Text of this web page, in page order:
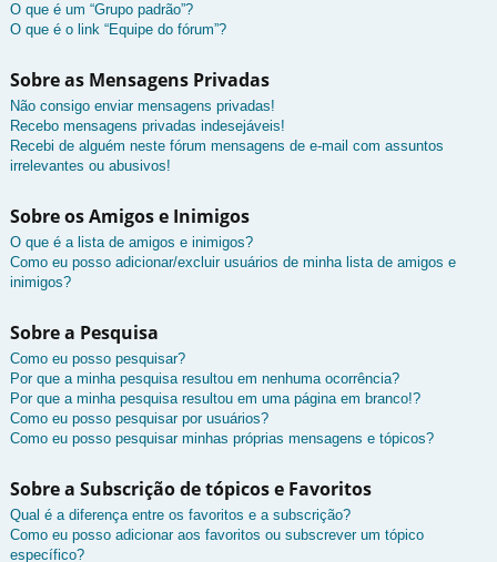
O que é um “Grupo padrão”?
O que é o link “Equipe do fórum”?
Sobre as Mensagens Privadas
Não consigo enviar mensagens privadas!
Recebo mensagens privadas indesejáveis!
Recebi de alguém neste fórum mensagens de e-mail com assuntos
irrelevantes ou abusivos!
Sobre os Amigos e Inimigos
O que é a lista de amigos e inimigos?
Como eu posso adicionar/excluir usuários de minha lista de amigos e
inimigos?
Sobre a Pesquisa
Como eu posso pesquisar?
Por que a minha pesquisa resultou em nenhuma ocorrência?
Por que a minha pesquisa resultou em uma página em branco!?
Como eu posso pesquisar por usuários?
Como eu posso pesquisar minhas próprias mensagens e tópicos?
Sobre a Subscrição de tópicos e Favoritos
Qual é a diferença entre os favoritos e a subscrição?
Como eu posso adicionar aos favoritos ou subscrever um tópico
específico?